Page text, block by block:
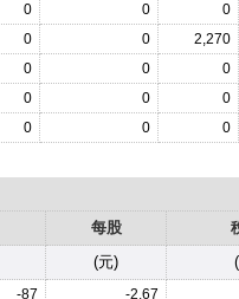
0 0 0
0 0 2,270
0 0 0
0 0 0
0 0 0
每股
(元)
-87 -2.67